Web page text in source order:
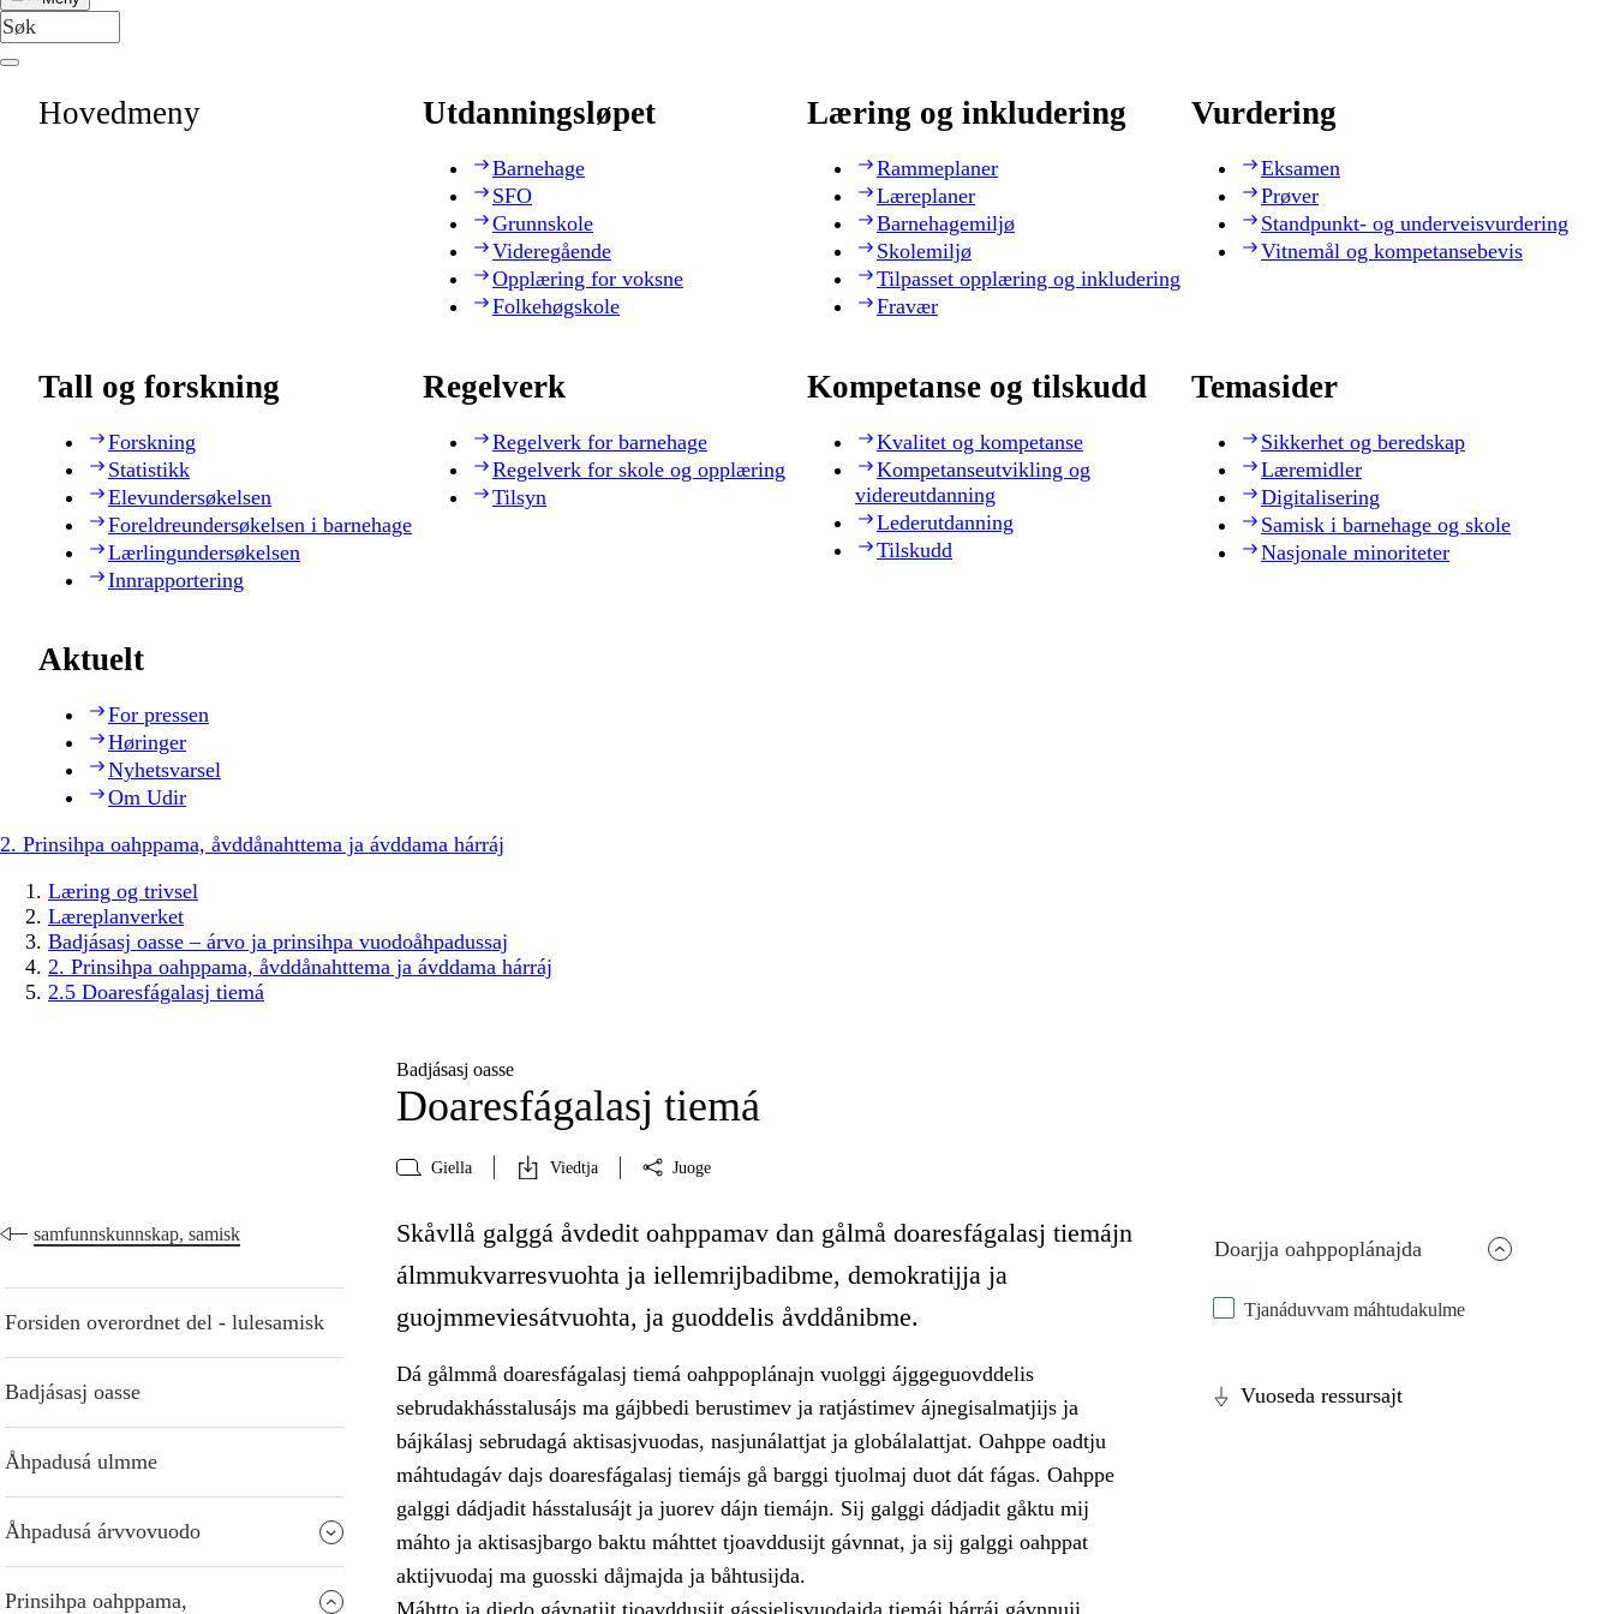
Hovedmeny Utdanningsløpet
Barnehage
SFO
Grunnskole
Videregående
Opplæring for voksne
Folkehøgskole
Læring og inkludering
Rammeplaner
Læreplaner
Barnehagemiljø
Skolemiljø
Tilpasset opplæring og inkludering
Fravær
Vurdering
Eksamen
Prøver
Standpunkt- og underveisvurdering
Vitnemål og kompetansebevis
Tall og forskning
Forskning
Statistikk
Elevundersøkelsen
Foreldreundersøkelsen i barnehage
Lærlingundersøkelsen
Innrapportering
Regelverk
Regelverk for barnehage
Regelverk for skole og opplæring
Tilsyn
Kompetanse og tilskudd
Kvalitet og kompetanse
Kompetanseutvikling og
videreutdanning
Lederutdanning
Tilskudd
Temasider
Sikkerhet og beredskap
Læremidler
Digitalisering
Samisk i barnehage og skole
Nasjonale minoriteter
Aktuelt
For pressen
Høringer
Nyhetsvarsel
Om Udir
2. Prinsihpa oahppama, åvddånahttema ja ávddama hárráj
Læring og trivsel
Læreplanverket
Badjásasj oasse – árvo ja prinsihpa vuodoåhpadussaj
2. Prinsihpa oahppama, åvddånahttema ja ávddama hárráj
2.5 Doaresfágalasj tiemá
Badjásasj oasse
Doaresfágalasj tiemá
Giella Viedtja Juoge
samfunnskunnskap, samisk
Forsiden overordnet del - lulesamisk
Badjásasj oasse
Åhpadusá ulmme
Åhpadusá árvvovuodo
Prinsihpa oahppama,
Doarjja oahppoplánajda
Tjanáduvvam máhtudakulme
Vuoseda ressursajt
Skåvllå galggá åvdedit oahppamav dan gålmå doaresfágalasj tiemájn
álmmukvarresvuohta ja iellemrijbadibme, demokratijja ja
guojmmeviesátvuohta, ja guoddelis åvddånibme.
Dá gålmmå doaresfágalasj tiemá oahppoplánajn vuolggi ájggeguovddelis
sebrudakhásstalusájs ma gájbbedi berustimev ja ratjástimev ájnegisalmatjijs ja
bájkálasj sebrudagá aktisasjvuodas, nasjunálattjat ja globálalattjat. Oahppe oadtju
máhtudagáv dajs doaresfágalasj tiemájs gå barggi tjuolmaj duot dát fágas. Oahppe
galggi dádjadit hásstalusájt ja juorev dájn tiemájn. Sij galggi dádjadit gåktu mij
máhto ja aktisasjbargo baktu máhttet tjoavddusijt gávnnat, ja sij galggi oahppat
aktijvuodaj ma guosski dåjmajda ja båhtusijda.